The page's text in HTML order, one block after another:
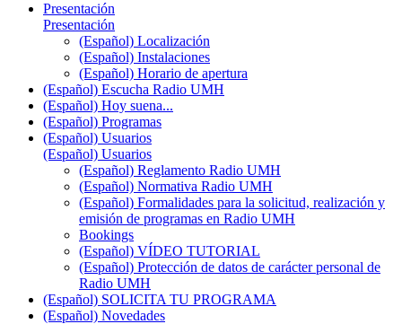
Presentación
Presentación
(Español) Localización
(Español) Instalaciones
(Español) Horario de apertura
(Español) Escucha Radio UMH
(Español) Hoy suena...
(Español) Programas
(Español) Usuarios
(Español) Usuarios
(Español) Reglamento Radio UMH
(Español) Normativa Radio UMH
(Español) Formalidades para la solicitud, realización y
emisión de programas en Radio UMH
Bookings
(Español) VÍDEO TUTORIAL
(Español) Protección de datos de carácter personal de
Radio UMH
(Español) SOLICITA TU PROGRAMA
(Español) Novedades